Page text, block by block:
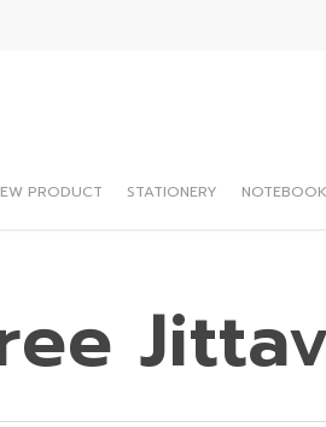
PRODUCT STATIONERY NOTEBOOK